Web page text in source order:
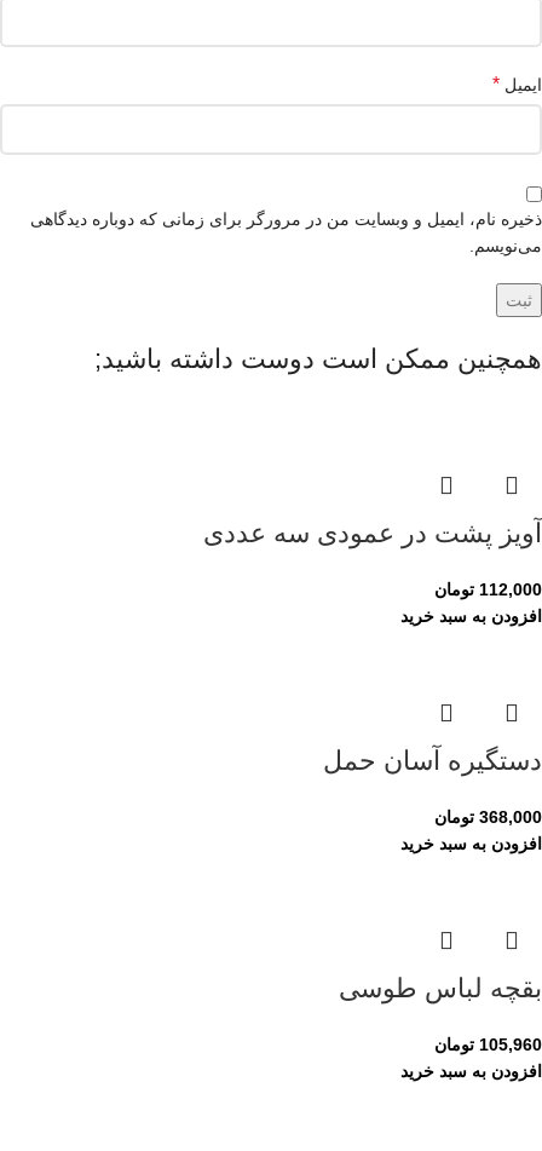
ایمیل *
ذخیره نام، ایمیل و وبسایت من در مرورگر برای زمانی که دوباره دیدگاهی
می‌نویسم.
همچنین ممکن است دوست داشته باشید;
آویز پشت در عمودی سه عددی
112,000 تومان
افزودن به سبد خرید
دستگیره آسان حمل
368,000 تومان
افزودن به سبد خرید
بقچه لباس طوسی
105,960 تومان
افزودن به سبد خرید